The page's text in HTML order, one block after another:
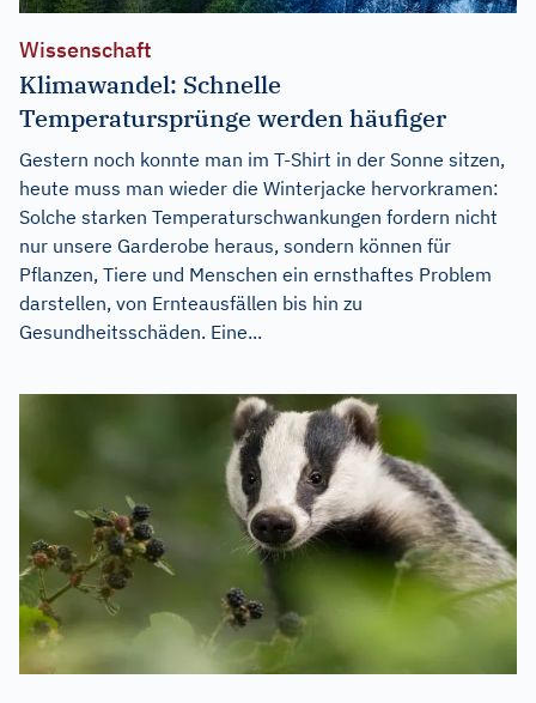
Wissenschaft
Klimawandel: Schnelle
Temperatursprünge werden häufiger
Gestern noch konnte man im T-Shirt in der Sonne sitzen,
heute muss man wieder die Winterjacke hervorkramen:
Solche starken Temperaturschwankungen fordern nicht
nur unsere Garderobe heraus, sondern können für
Pflanzen, Tiere und Menschen ein ernsthaftes Problem
darstellen, von Ernteausfällen bis hin zu
Gesundheitsschäden. Eine...